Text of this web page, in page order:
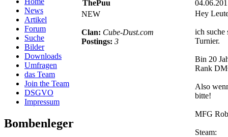
News
Artikel
Forum
Suche
Bilder
Downloads
Umfragen
das Team
Join the Team
DSGVO
Impressum
Bombenleger
ThePuu
NEW
Clan: Cube-Dust.com
Postings: 3
Hey
ich suche
Turnier.
Bin 20
Rank
Also
bitte!
MFG
Steam: